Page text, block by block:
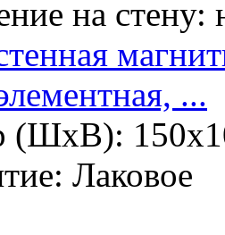
на стену:
...
(ШхВ):
Лаковое